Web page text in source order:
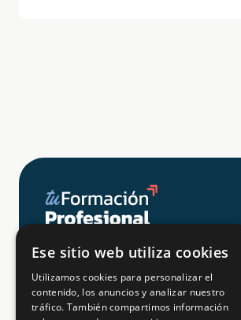
C/ Alameda Principal 21, 2ª
Ese sitio web utiliza cookies
Utilizamos cookies para personalizar el
contenido, los anuncios y analizar nuestro
tráfico. También compartimos información